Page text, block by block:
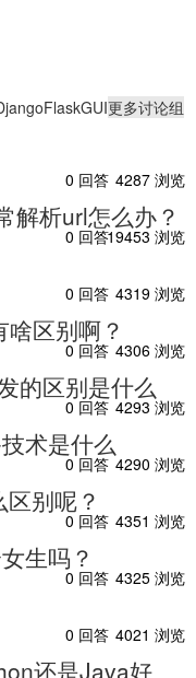
FlaskGUI更多讨论组
4287 浏览
0 回答
解析url怎么办？
19453 浏览
0 回答
4319 浏览
0 回答
区别啊？
4306 浏览
0 回答
的区别是什么
4293 浏览
0 回答
术是什么
4290 浏览
0 回答
别呢？
4351 浏览
0 回答
生吗？
4325 浏览
0 回答
4021 浏览
0 回答
还是Java好